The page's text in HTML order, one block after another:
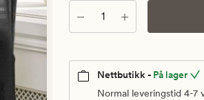
Antall
Nettbutikk - På lager
Normal leveringstid 4-7